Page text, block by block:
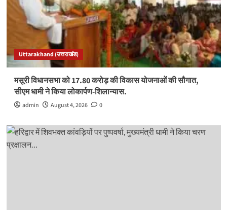
Uttarakhand (उत्तराखंड)
मसूरी विधानसभा को 17.80 करोड़ की विकास योजनाओं की सौगात,
सीएम धामी ने किया लोकार्पण-शिलान्यास.
admin August 4, 2026 0